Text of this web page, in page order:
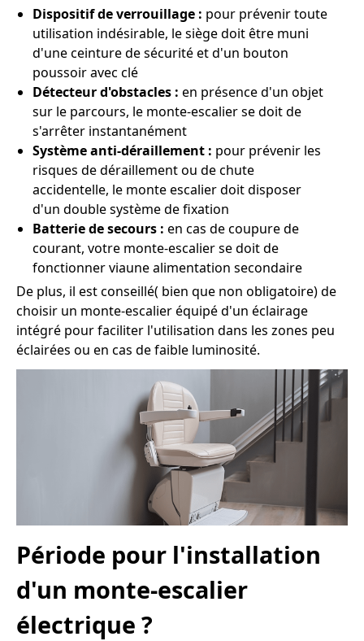
Dispositif de verrouillage : pour prévenir toute
utilisation indésirable, le siège doit être muni
d'une ceinture de sécurité et d'un bouton
poussoir avec clé
Détecteur d'obstacles : en présence d'un objet
sur le parcours, le monte-escalier se doit de
s'arrêter instantanément
Système anti-déraillement : pour prévenir les
risques de déraillement ou de chute
accidentelle, le monte escalier doit disposer
d'un double système de fixation
Batterie de secours : en cas de coupure de
courant, votre monte-escalier se doit de
fonctionner viaune alimentation secondaire
De plus, il est conseillé( bien que non obligatoire) de
choisir un monte-escalier équipé d'un éclairage
intégré pour faciliter l'utilisation dans les zones peu
éclairées ou en cas de faible luminosité.
Période pour l'installation
d'un monte-escalier
électrique ?